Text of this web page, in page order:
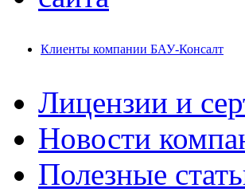
Клиенты компании БАУ-Консалт
Лицензии и
Новости
Полезные